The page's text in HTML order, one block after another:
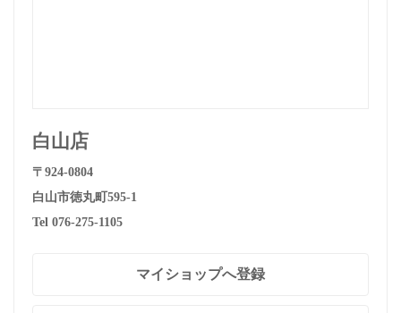
白山店
〒924-0804
白山市徳丸町595-1
Tel 076-275-1105
マイショップへ登録